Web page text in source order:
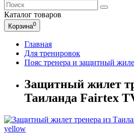
Каталог товаров
Корзина0
Главная
Для тренировок
Пояс тренера и защитный
Защитный жилет
Таиланда Fairtex